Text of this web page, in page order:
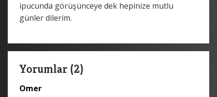
ipucunda görüşünceye dek hepinize mutlu
günler dilerim.
Yorumlar (2)
Omer